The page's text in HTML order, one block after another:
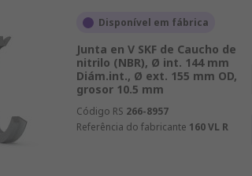
Disponível em fábrica
Junta en V SKF de Caucho de
nitrilo (NBR), Ø int. 144 mm
Diám.int., Ø ext. 155 mm OD,
grosor 10.5 mm
Código RS 266-8957
Referência do fabricante 160 VL R